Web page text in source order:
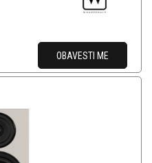
OBAVESTI ME